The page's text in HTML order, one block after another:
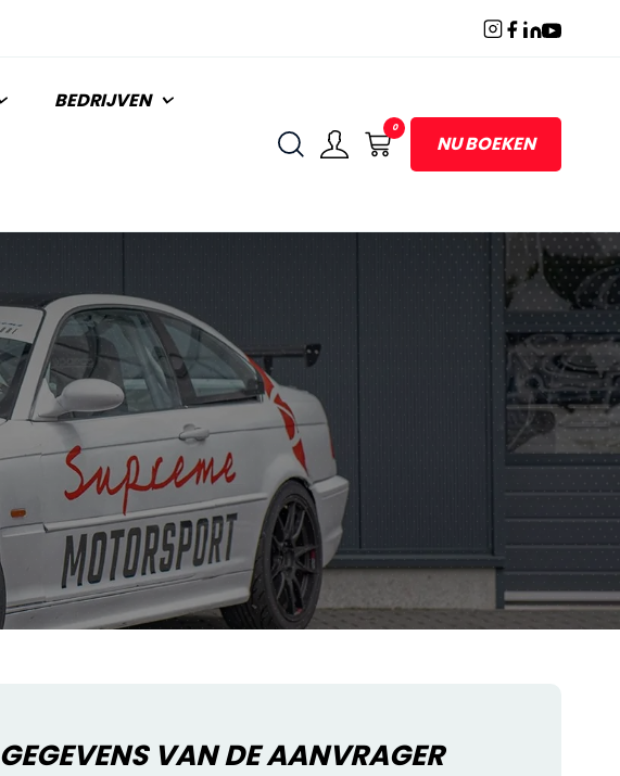
BEDRIJVEN
0
NU BOEKEN
GEGEVENS VAN DE AANVRAGER